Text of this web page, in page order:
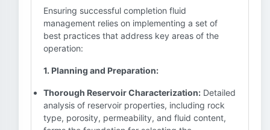
Ensuring successful completion fluid
management relies on implementing a set of
best practices that address key areas of the
operation:
1. Planning and Preparation:
Thorough Reservoir Characterization: Detailed
analysis of reservoir properties, including rock
type, porosity, permeability, and fluid content,